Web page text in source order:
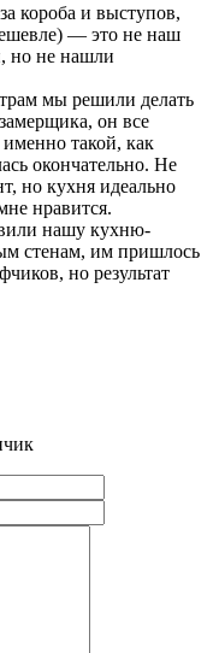
короба и выступов,
— это не наш
но не нашли
мы решили делать
он все
такой, как
окончательно. Не
но кухня идеально
нравится.
нашу кухню-
стенам, им пришлось
но результат